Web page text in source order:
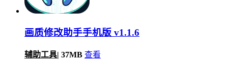
画质修改助手手机版 v1.1.6
辅助工具| 37MB 查看